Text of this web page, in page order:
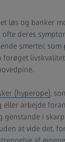
løs og banker
deres
smerter,
(hyperope),
arbejde
genstande i
at vide det,